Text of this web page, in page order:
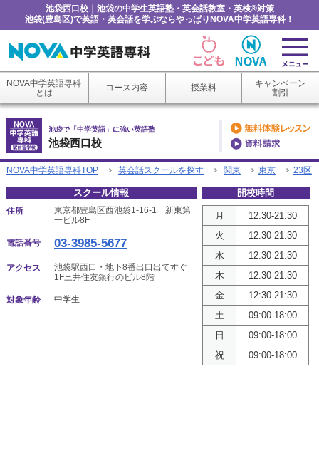
池袋西口校｜池袋の中学生英語塾・英会話教室・英検®対策
池袋(豊島区)で英語・英会話を学ぶならやっぱりNOVA中学英語専科！
NOVA中学英語専科
とは
コース内容 授業料
キャンペーン
割引
池袋西口校
池袋で「中学英語」に強い英語塾
NOVA中学英語専科TOP 英会話スクールを探す 関東 東京 23区
スクール情報
住所
東京都豊島区西池袋1-16-1 新東第
一ビル8F
電話番号 03-3985-5677
アクセス
池袋駅西口・地下8番出口出てすぐ
1F三井住友銀行のビル8階
対象年齢 中学生
開校時間
月
12:30-21:30
火
12:30-21:30
水
12:30-21:30
木
12:30-21:30
金
12:30-21:30
土
09:00-18:00
日
09:00-18:00
祝
09:00-18:00